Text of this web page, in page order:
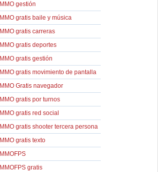
MMO gestión
MMO gratis baile y música
MMO gratis carreras
MMO gratis deportes
MMO gratis gestión
MMO gratis movimiento de pantalla
MMO Gratis navegador
MMO gratis por turnos
MMO gratis red social
MMO gratis shooter tercera persona
MMO gratis texto
MMOFPS
MMOFPS gratis